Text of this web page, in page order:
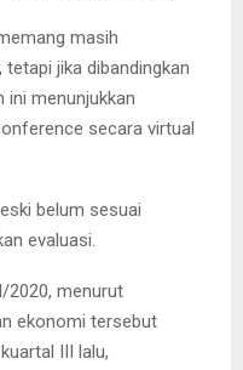
masih
jika dibandingkan
ini menunjukkan
secara virtual
belum sesuai
evaluasi.
2020, menurut
ekonomi tersebut
III lalu,